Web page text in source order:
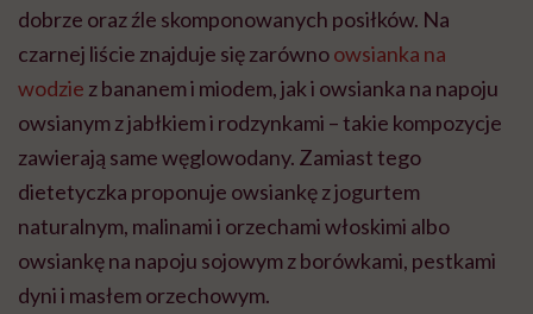
dobrze oraz źle skomponowanych posiłków. Na
czarnej liście znajduje się zarównoowsianka na
wodzie z bananem i miodem, jak i owsianka na napoju
owsianym z jabłkiem i rodzynkami – takie kompozycje
zawierają same węglowodany. Zamiast tego
dietetyczka proponuje owsiankę z jogurtem
naturalnym, malinami i orzechami włoskimi albo
owsiankę na napoju sojowym z borówkami, pestkami
dyni i masłem orzechowym.